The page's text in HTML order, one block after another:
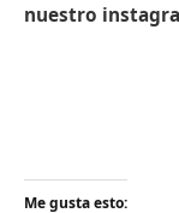
nuestro
Me gusta esto: